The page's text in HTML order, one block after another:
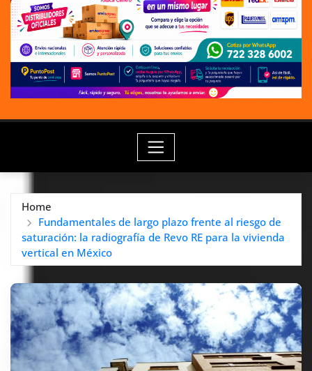
Home
Fundamentales de largo plazo frente al riesgo de
saturación: la radiografía de Revo RE para la vivienda
vertical en México